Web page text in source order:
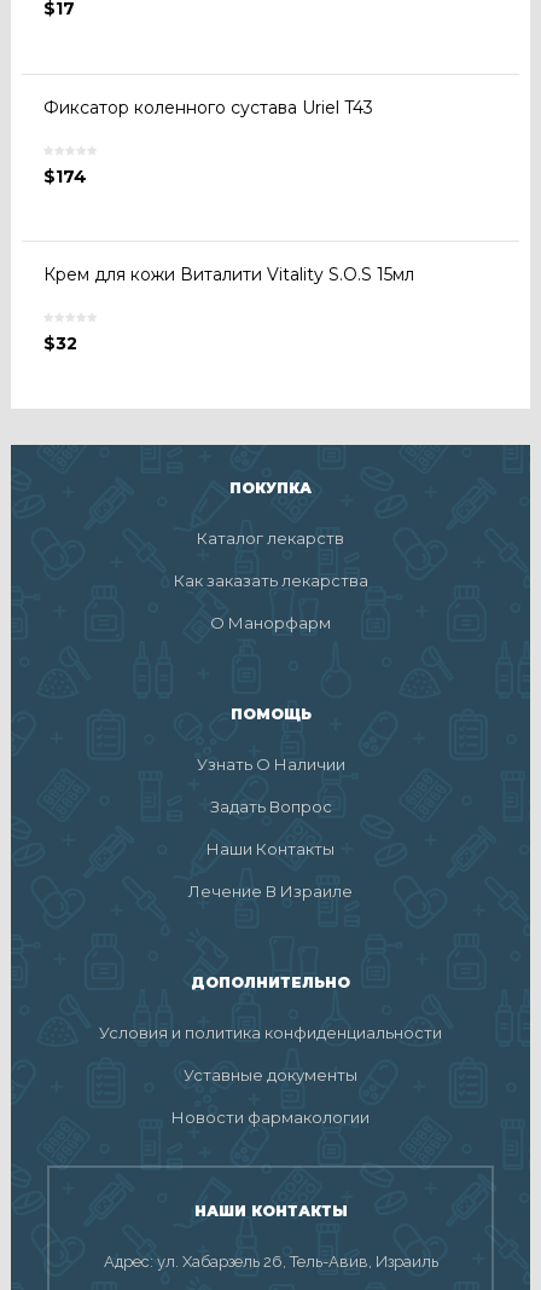
$17
Фиксатор коленного сустава Uriel T43
$174
Крем для кожи Виталити Vitality S.O.S 15мл
$32
ПОКУПКА
Каталог лекарств
Как заказать лекарства
О Манорфарм
ПОМОЩЬ
Узнать О Наличии
Задать Вопрос
Наши Контакты
Лечение В Израиле
ДОПОЛНИТЕЛЬНО
Условия и политика конфиденциальности
Уставные документы
Новости фармакологии
НАШИ КОНТАКТЫ
Адрес: ул. Хабарзель 26, Тель-Авив, Израиль